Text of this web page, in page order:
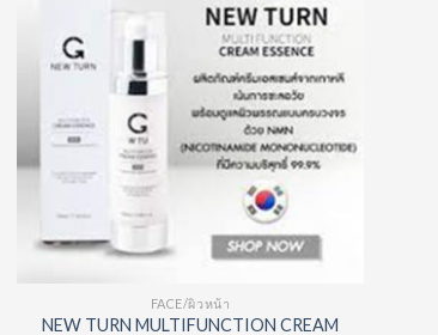
Wishlist
FACE/ผิวหน้า
NEW TURN MULTIFUNCTION CREAM